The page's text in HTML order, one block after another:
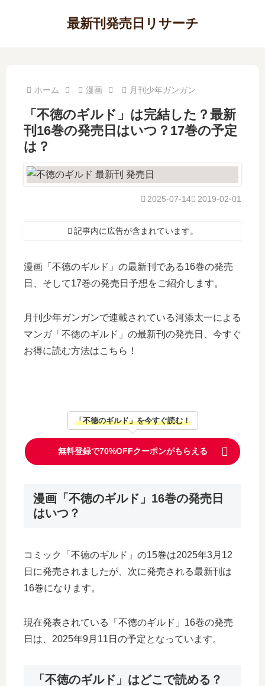
最新刊発売日リサーチ
ホーム 漫画 月刊少年ガンガン
「不徳のギルド」は完結した？最新
刊16巻の発売日はいつ？17巻の予定
は？
2019-02-01
2025-07-14
記事内に広告が含まれています。
漫画「不徳のギルド」の最新刊である16巻の発売
日、そして17巻の発売日予想をご紹介します。
月刊少年ガンガンで連載されている河添太一による
マンガ「不徳のギルド」の最新刊の発売日、今すぐ
お得に読む方法はこちら！
「不徳のギルド」を今すぐ読む！
無料登録で70%OFFクーポンがもらえる
漫画「不徳のギルド」16巻の発売日
はいつ？
コミック「不徳のギルド」の15巻は2025年3月12
日に発売されましたが、次に発売される最新刊は
16巻になります。
現在発表されている「不徳のギルド」16巻の発売
日は、2025年9月11日の予定となっています。
「不徳のギルド」はどこで読める？